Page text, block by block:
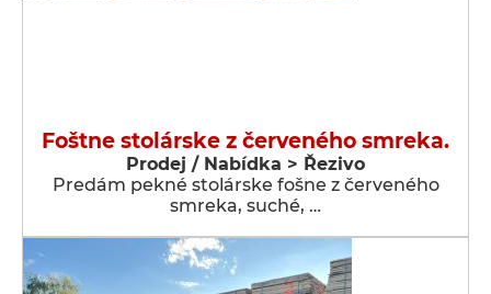
Foštne stolárske z červeného smreka.
Prodej / Nabídka > Řezivo
Predám pekné stolárske fošne z červeného
smreka, suché, …